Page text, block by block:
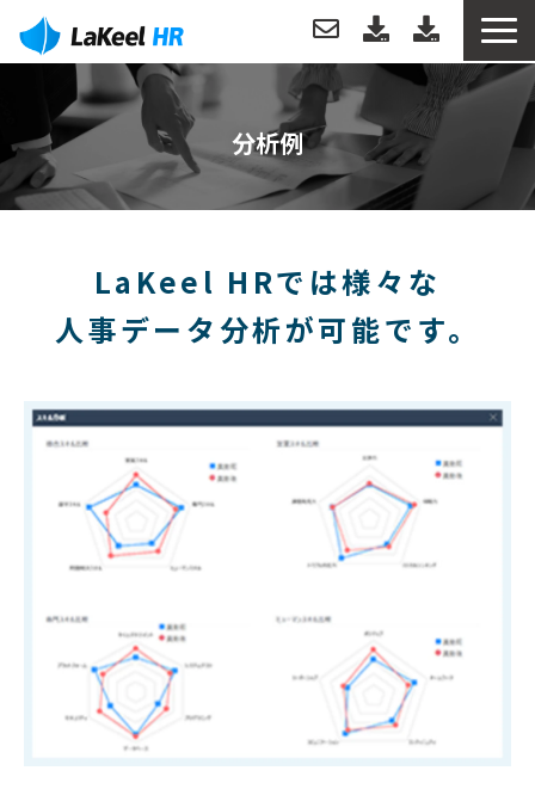
製品について
導入・運用サポート
お役立ち情報
お知らせ
分析例
LaKeel HRでは様々な
人事データ分析が可能です。